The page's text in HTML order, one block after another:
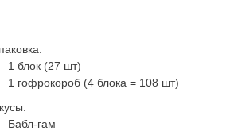
1 блок (27 шт)
1 гофрокороб (4 блока = 108 шт)
Бабл-гам